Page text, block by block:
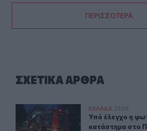
ΠΕΡΙΣΣΟΤΕΡΑ
ΣΧΕΤΙΚA AΡΘΡΑ
Υπό έλεγχο η φωτιά σε ισόγειο
ΕΛΛAΔΑ 23:55
Υπό έλεγχο η
Υπό έλεγχο η
κατάστημα στο